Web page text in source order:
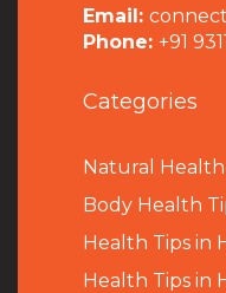
Email:
Phone: +91
Categories
Natural Health
Body Health
Health Tips in
Health Tips in